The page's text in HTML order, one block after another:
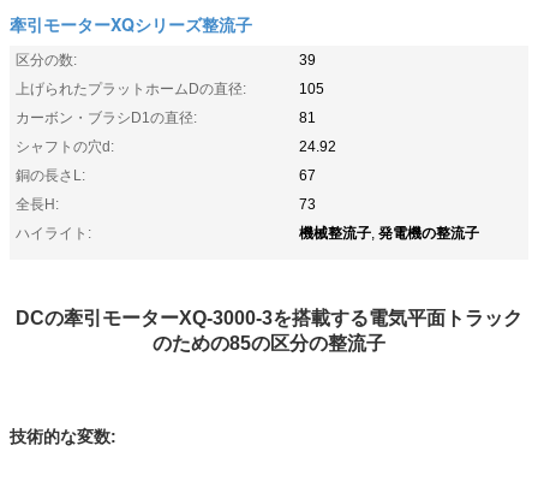
牽引モーターXQシリーズ整流子
区分の数:
39
上げられたプラットホームDの直径:
105
カーボン・ブラシD1の直径:
81
シャフトの穴d:
24.92
銅の長さL:
67
全長H:
73
ハイライト:
機械整流子, 発電機の整流子
DCの牽引モーターXQ-3000-3を搭載する電気平面トラック
のための85の区分の整流子
技術的な変数: